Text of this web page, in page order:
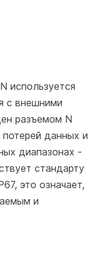
используется
с внешними
разъемом N
потерей данных и
диапазонах -
стандарту
это означает,
и